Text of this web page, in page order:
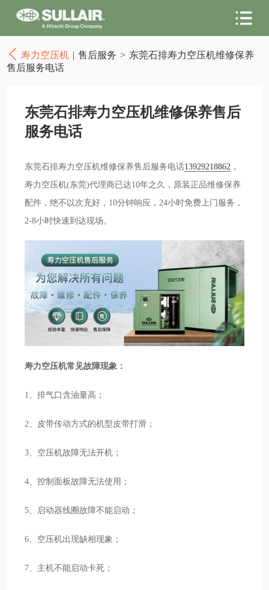
寿力空压机 | 售后服务 > 东莞石排寿力空压机维修保养
售后服务电话
东莞石排寿力空压机维修保养售后
服务电话
东莞石排寿力空压机维修保养售后服务电话13929218862 ，
寿力空压机(东莞)代理商已达10年之久，原装正品维修保养
配件，绝不以次充好，10分钟响应，24小时免费上门服务，
2-8小时快速到达现场。
寿力空压机常见故障现象：
1、排气口含油量高；
2、皮带传动方式的机型皮带打滑；
3、空压机故障无法开机；
4、控制面板故障无法使用；
5、启动器线圈故障不能启动；
6、空压机出现缺相现象；
7、主机不能启动卡死；